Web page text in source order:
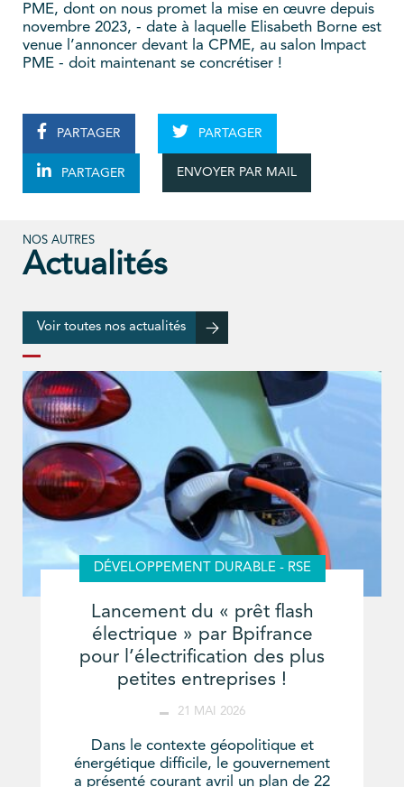
PME, dont on nous promet la mise en œuvre depuis
novembre 2023, - date à laquelle Elisabeth Borne est
venue l’annoncer devant la CPME, au salon Impact
PME - doit maintenant se concrétiser !
PARTAGER PARTAGER
PARTAGER ENVOYER PAR MAIL
NOS AUTRES
Actualités
Voir toutes nos actualités
DÉVELOPPEMENT DURABLE - RSE
Lancement du « prêt flash
électrique » par Bpifrance
pour l’électrification des plus
petites entreprises !
21 MAI 2026
Dans le contexte géopolitique et
énergétique difficile, le gouvernement
a présenté courant avril un plan de 22